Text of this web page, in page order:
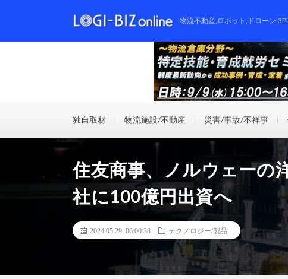
物流不動産,ロボット,ドローン
独自取材 物流施設/不動産 災害/事故/不祥事
住友商事、ノルウェーの
社に100億円出資へ
2024.05.29 06:00:38 テクノロジー/製品